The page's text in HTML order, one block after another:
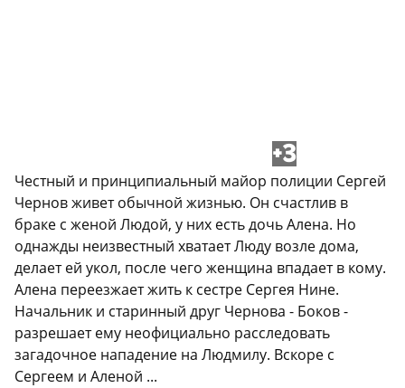
+3
Честный и принципиальный майор полиции Сергей
Чернов живет обычной жизнью. Он счастлив в
браке с женой Людой, у них есть дочь Алена. Но
однажды неизвестный хватает Люду возле дома,
делает ей укол, после чего женщина впадает в кому.
Алена переезжает жить к сестре Сергея Нине.
Начальник и старинный друг Чернова - Боков -
разрешает ему неофициально расследовать
загадочное нападение на Людмилу. Вскоре с
Сергеем и Аленой ...